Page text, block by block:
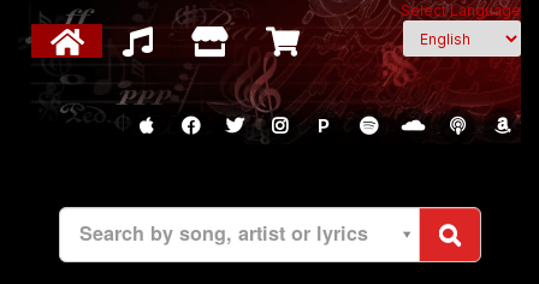
Select Language
P
Search by song, artist or lyrics